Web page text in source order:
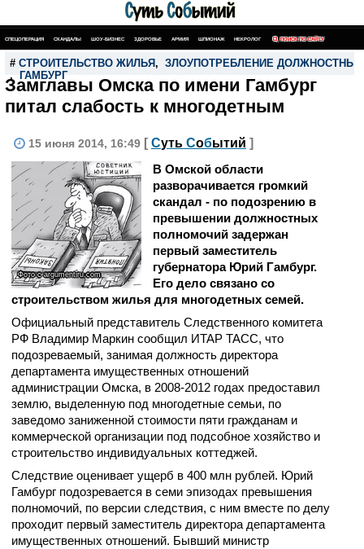
СПЕЦОПЕРАЦИЯ СКАНДАЛЫ ШОУ-БИЗНЕС ЗДОРОВЬЕ АРМИЯ ШПИОНАЖ НЕКРОЛОГ ПОИСК ПО САЙТУ
# СТРОИТЕЛЬСТВО ЖИЛЬЯ , ЗЛОУПОТРЕБЛЕНИЕ
,
ГАМБУРГ
Замглавы Омска по имени Гамбург
питал слабость к многодетным
15 июня 2014, 16:49 [ Суть Событий ]
Фото с argumentiru.com
В Омской области
разворачивается громкий
скандал - по подозрению в
превышении должностных
полномочий задержан
первый заместитель
губернатора Юрий Гамбург.
Его дело связано со
строительством жилья для многодетных семей.
Официальный представитель Следственного комитета
РФ Владимир Маркин сообщил ИТАР ТАСС, что
подозреваемый, занимая должность директора
департамента имущественных отношений
администрации Омска, в 2008-2012 годах предоставил
землю, выделенную под многодетные семьи, по
заведомо заниженной стоимости пяти гражданам и
коммерческой организации под подсобное хозяйство и
строительство индивидуальных коттеджей.
Следствие оценивает ущерб в 400 млн рублей. Юрий
Гамбург подозревается в семи эпизодах превышения
полномочий, по версии следствия, с ним вместе по делу
проходит первый заместитель директора департамента
имущественных отношений. Бывший министр